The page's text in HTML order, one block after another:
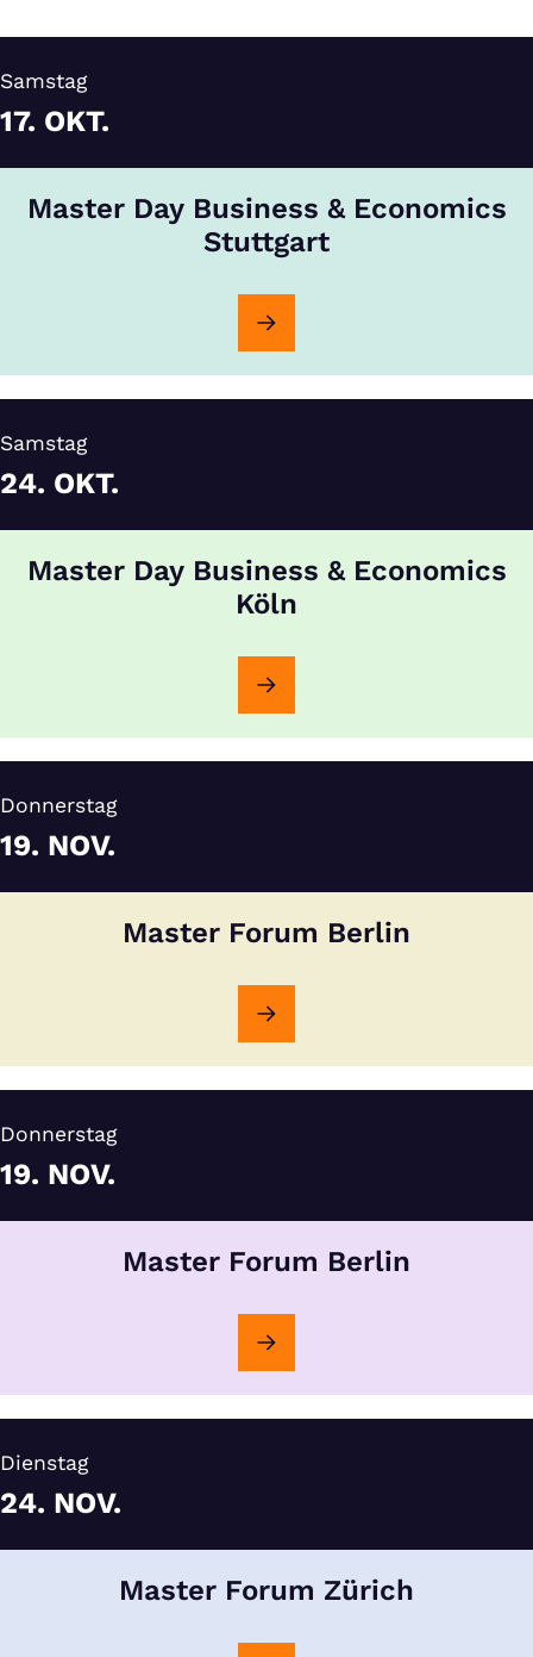
Samstag
17. OKT.
Master Day Business & Economics
Stuttgart
Samstag
24. OKT.
Master Day Business & Economics
Köln
Donnerstag
19. NOV.
Master Forum Berlin
Donnerstag
19. NOV.
Master Forum Berlin
Dienstag
24. NOV.
Master Forum Zürich